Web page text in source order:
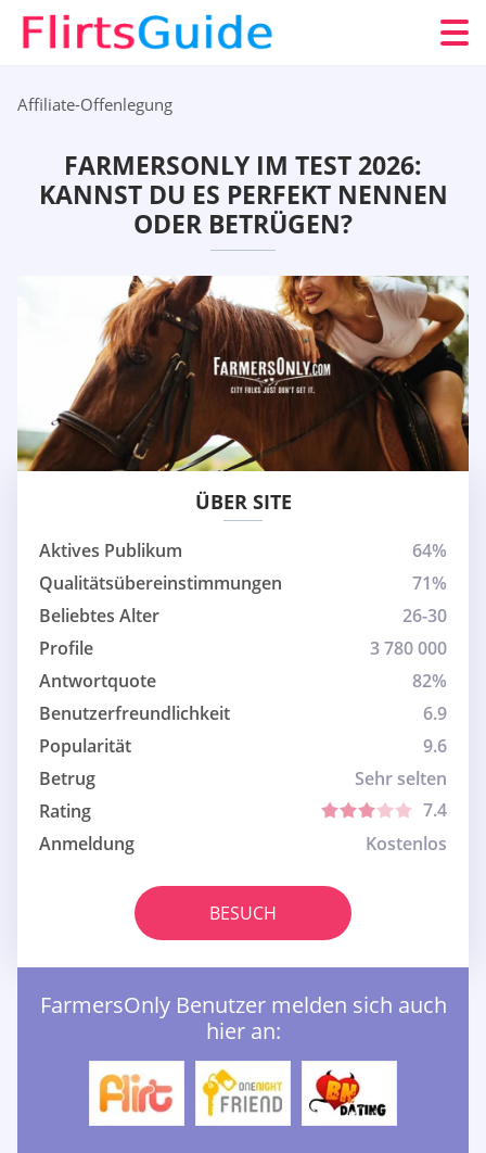
Affiliate-Offenlegung
FARMERSONLY IM TEST 2026:
KANNST DU ES PERFEKT NENNEN
ODER BETRÜGEN?
ÜBER SITE
Aktives Publikum
64%
Qualitätsübereinstimmungen
71%
Beliebtes Alter
26-30
Profile
3 780 000
Antwortquote
82%
Benutzerfreundlichkeit
6.9
Popularität
9.6
Betrug
Sehr selten
Rating
7.4
Anmeldung
Kostenlos
BESUCH
FarmersOnly Benutzer melden sich auch
hier an: